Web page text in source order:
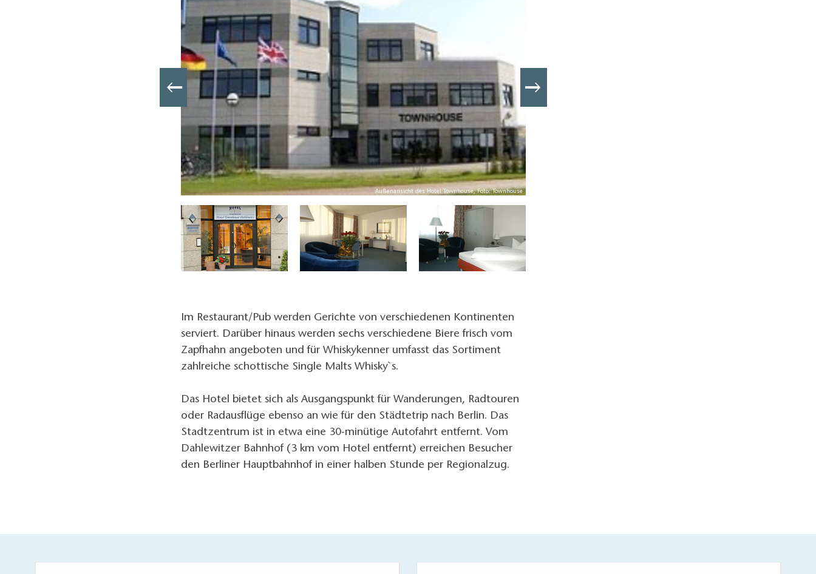
Außenansicht des Hotel Townhouse, Foto: Townhouse
Im Restaurant/Pub werden Gerichte von verschiedenen Kontinenten
serviert. Darüber hinaus werden sechs verschiedene Biere frisch vom
Zapfhahn angeboten und für Whiskykenner umfasst das Sortiment
zahlreiche schottische Single Malts Whisky`s.
Das Hotel bietet sich als Ausgangspunkt für Wanderungen, Radtouren
oder Radausflüge ebenso an wie für den Städtetrip nach Berlin. Das
Stadtzentrum ist in etwa eine 30-minütige Autofahrt entfernt. Vom
Dahlewitzer Bahnhof (3 km vom Hotel entfernt) erreichen Besucher
den Berliner Hauptbahnhof in einer halben Stunde per Regionalzug.